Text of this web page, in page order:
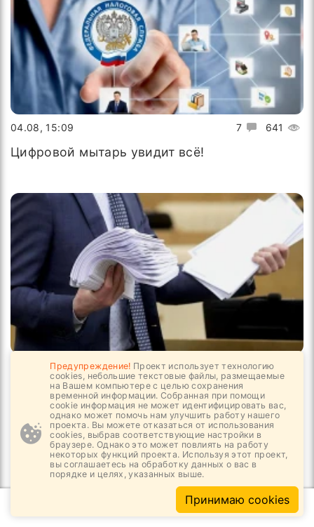
7 641
04.08, 15:09
Цифровой мытарь увидит всё!
5 864
03.08, 13:24
Что август нам готовит?
Предупреждение! Проект использует технологию
cookies, небольшие текстовые файлы, размещаемые
на Вашем компьютере с целью сохранения
временной информации. Собранная при помощи
cookie информация не может идентифицировать вас,
однако может помочь нам улучшить работу нашего
проекта. Вы можете отказаться от использования
cookies, выбрав соответствующие настройки в
браузере. Однако это может повлиять на работу
некоторых функций проекта. Используя этот проект,
вы соглашаетесь на обработку данных о вас в
порядке и целях, указанных выше.
Принимаю cookies